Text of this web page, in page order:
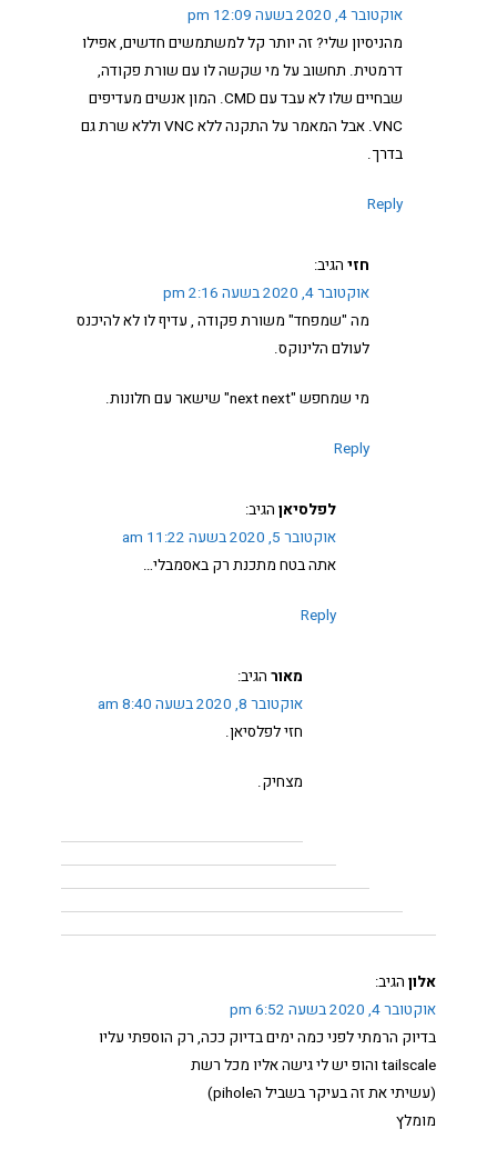
אוקטובר 4, 2020 בשעה 12:09 pm
מהניסיון שלי? זה יותר קל למשתמשים חדשים, אפילו
דרמטית. תחשוב על מי שקשה לו עם שורת פקודה,
שבחיים שלו לא עבד עם CMD. המון אנשים מעדיפים
VNC. אבל המאמר על התקנה ללא VNC וללא שרת גם
בדרך.
Reply
חזי הגיב:
אוקטובר 4, 2020 בשעה 2:16 pm
מה "שמפחד" משורת פקודה , עדיף לו לא להיכנס
לעולם הלינוקס.
מי שמחפש "next next" שישאר עם חלונות.
Reply
לפלסיאן הגיב:
אוקטובר 5, 2020 בשעה 11:22 am
אתה בטח מתכנת רק באסמבלי…
Reply
מאור הגיב:
אוקטובר 8, 2020 בשעה 8:40 am
חזי לפלסיאן.
מצחיק.
אלון הגיב:
אוקטובר 4, 2020 בשעה 6:52 pm
בדיוק הרמתי לפני כמה ימים בדיוק ככה, רק הוספתי עליו
tailscale והופ יש לי גישה אליו מכל רשת
(עשיתי את זה בעיקר בשביל הpihole)
מומלץ